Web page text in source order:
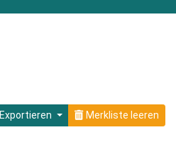
Exportieren Merkliste leeren